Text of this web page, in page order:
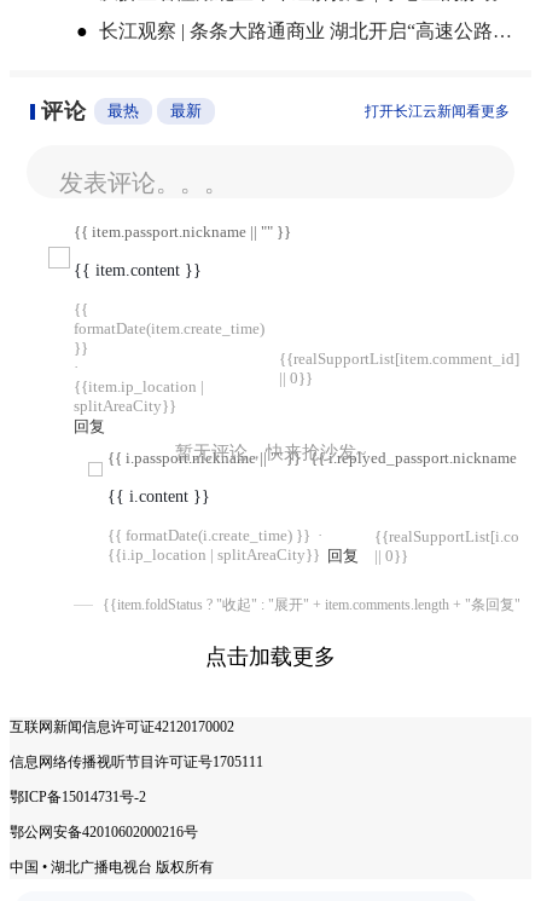
●
长江观察 | 条条大路通商业 湖北开启“高速公路+”新模式
评论 最热 最新 打开长江云新闻看更多
发表评论。。。
{{ item.passport.nickname || "" }}
{{ item.content }}
{{
formatDate(item.create_time)
}}
·
{{item.ip_location |
splitAreaCity}}
回复
{{realSupportList[item.comment_id]
|| 0}}
{{ i.passport.nickname || "" }} {{ i.replyed_passport.nickname ||
{{ i.content }}
{{ formatDate(i.create_time) }} ·
{{i.ip_location | splitAreaCity}} 回复
|| 0}}
{{item.foldStatus ? "收起" : "展开" + item.comments.length + "条回复"}}
暂无评论，快来抢沙发~
点击加载更多
互联网新闻信息许可证42120170002
信息网络传播视听节目许可证号1705111
鄂ICP备15014731号-2
鄂公网安备42010602000216号
中国 • 湖北广播电视台 版权所有